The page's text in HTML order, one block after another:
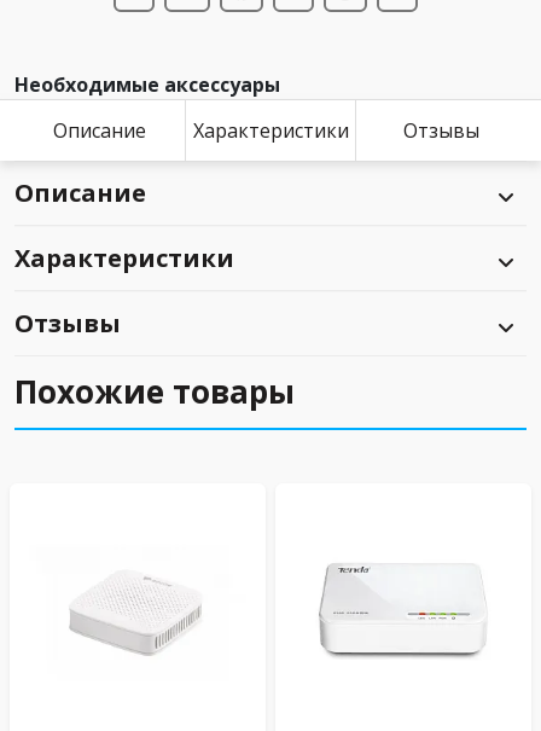
Необходимые аксессуары
Описание
Характеристики Отзывы
Описание
Характеристики
Отзывы
Похожие товары